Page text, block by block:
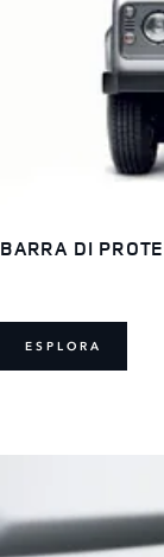
BARRA DI
ESPLORA